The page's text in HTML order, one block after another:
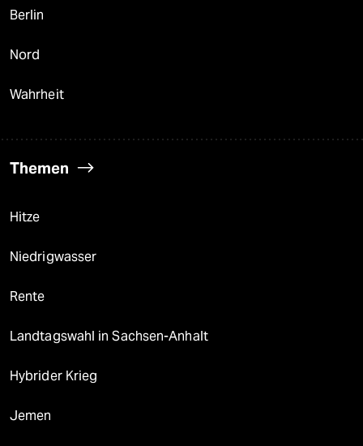
Berlin
Nord
Wahrheit
Themen
Hitze
Niedrigwasser
Rente
Landtagswahl in Sachsen-Anhalt
Hybrider Krieg
Jemen